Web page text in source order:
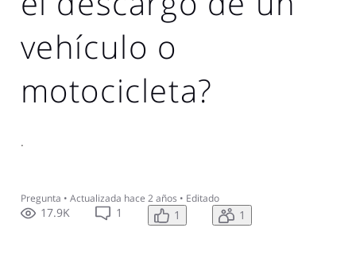
vehículo o
motocicleta?
.
Pregunta • Actualizada hace 2 años • Editado
17.9K 1 1 1